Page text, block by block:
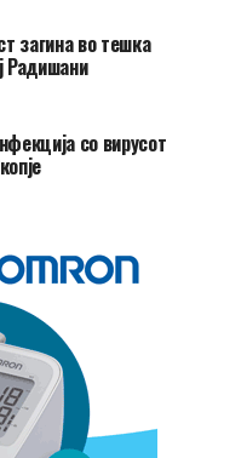
загина во тешка
Радишани
со вирусот